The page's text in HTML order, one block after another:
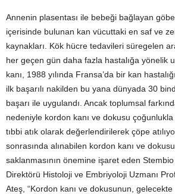
Annenin plasentası ile bebeği bağlayan
içerisinde bulunan kan vücuttaki en saf ve
kaynakları. Kök hücre tedavileri süregelen
her geçen gün daha fazla hastalığa yönelik
kanı, 1988 yılında Fransa’da bir kan
ilk başarılı nakilden bu yana dünyada 30
başarı ile uygulandı. Ancak toplumsal
nedeniyle kordon kanı ve dokusu
tıbbi atık olarak değerlendirilerek çöpe
sonrasında alınabilen kordon kanı ve
saklanmasının önemine işaret eden
Direktörü Histoloji ve Embriyoloji Uzmanı
Ateş, “Kordon kanı ve dokusunun,